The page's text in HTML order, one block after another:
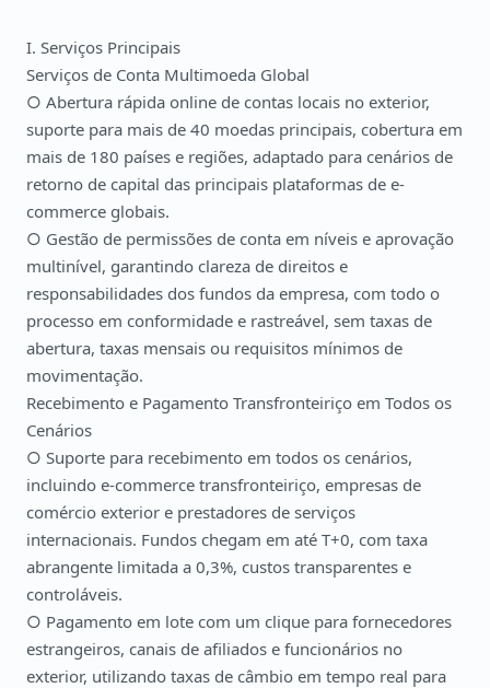
I. Serviços Principais
Serviços de Conta Multimoeda Global
○ Abertura rápida online de contas locais no exterior,
suporte para mais de 40 moedas principais, cobertura em
mais de 180 países e regiões, adaptado para cenários de
retorno de capital das principais plataformas de e-
commerce globais.
○ Gestão de permissões de conta em níveis e aprovação
multinível, garantindo clareza de direitos e
responsabilidades dos fundos da empresa, com todo o
processo em conformidade e rastreável, sem taxas de
abertura, taxas mensais ou requisitos mínimos de
movimentação.
Recebimento e Pagamento Transfronteiriço em Todos os
Cenários
○ Suporte para recebimento em todos os cenários,
incluindo e-commerce transfronteiriço, empresas de
comércio exterior e prestadores de serviços
internacionais. Fundos chegam em até T+0, com taxa
abrangente limitada a 0,3%, custos transparentes e
controláveis.
○ Pagamento em lote com um clique para fornecedores
estrangeiros, canais de afiliados e funcionários no
exterior, utilizando taxas de câmbio em tempo real para